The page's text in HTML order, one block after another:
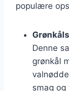
populære
Denne
grønkål
smag og